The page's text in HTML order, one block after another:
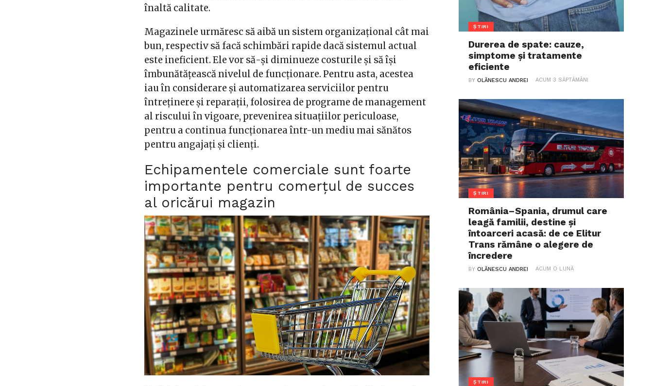
înaltă calitate.
Magazinele urmăresc să aibă un sistem organizațional cât mai
bun, respectiv să facă schimbări rapide dacă sistemul actual
este ineficient. Ele vor să-și diminueze costurile și să își
îmbunătățească nivelul de funcționare. Pentru asta, acestea
iau în considerare și automatizarea serviciilor pentru
întreținere și reparații, folosirea de programe de management
al riscului în vigoare, prevenirea situațiilor periculoase,
pentru a continua funcționarea într-un mediu mai sănătos
pentru angajați și clienți.
Echipamentele comerciale sunt foarte
importante pentru comerțul de succes
al oricărui magazin
ȘTIRI
Durerea de spate: cauze,
simptome și tratamente
eficiente
BYOLĂNESCU ANDREI ACUM 3 SĂPTĂMÂNI
ȘTIRI
România–Spania, drumul care
leagă familii, destine și
întoarceri acasă: de ce Elitur
Trans rămâne o alegere de
încredere
BYOLĂNESCU ANDREI ACUM O LUNĂ
ȘTIRI